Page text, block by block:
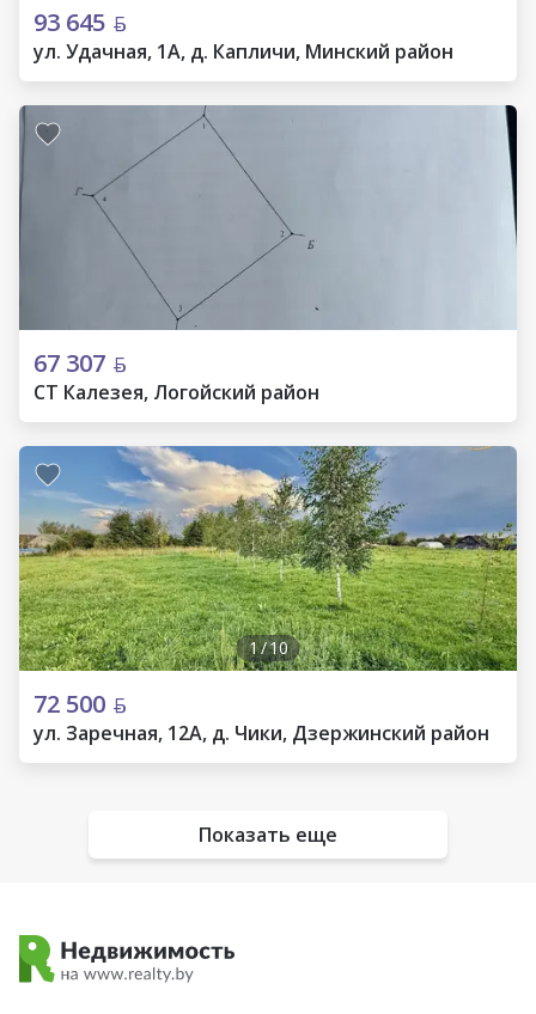
93 645
ул. Удачная, 1А, д. Капличи, Минский район
67 307
СТ Калезея, Логойский район
1/10
72 500
ул. Заречная, 12А, д. Чики, Дзержинский район
Показать еще